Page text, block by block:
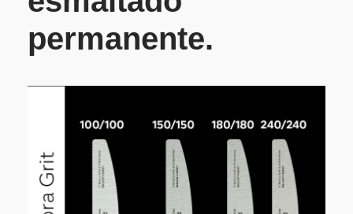
permanente.